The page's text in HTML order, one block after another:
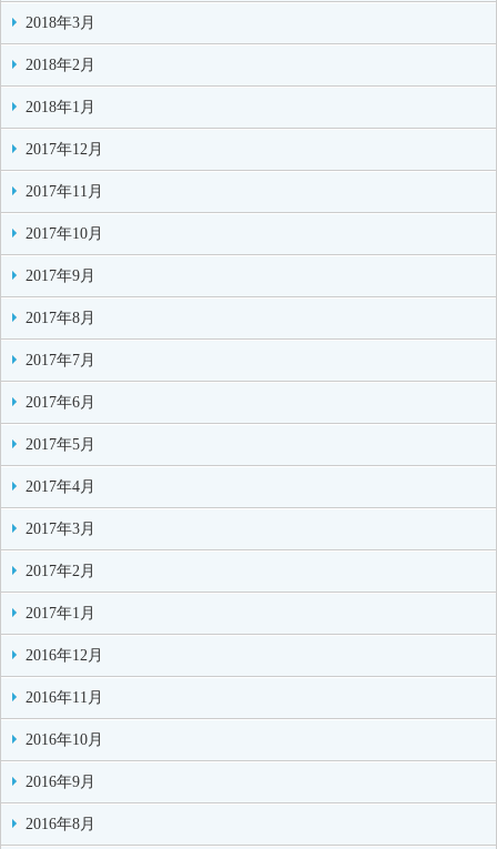
2018年3月
2018年2月
2018年1月
2017年12月
2017年11月
2017年10月
2017年9月
2017年8月
2017年7月
2017年6月
2017年5月
2017年4月
2017年3月
2017年2月
2017年1月
2016年12月
2016年11月
2016年10月
2016年9月
2016年8月